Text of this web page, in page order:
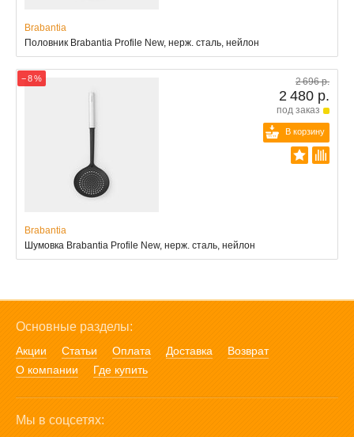
Brabantia
Половник Brabantia Profile New, нерж. сталь, нейлон
− 8 % 2 696 р.
2 480 р.
под заказ
В корзину
Brabantia
Шумовка Brabantia Profile New, нерж. сталь, нейлон
Основные разделы:
Акции Статьи Оплата Доставка
Возврат
О компании
Где купить
Мы в соцсетях: